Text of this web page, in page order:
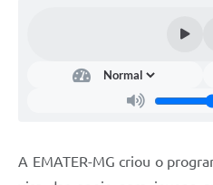
Chamamento Público
A EMATER-MG criou o